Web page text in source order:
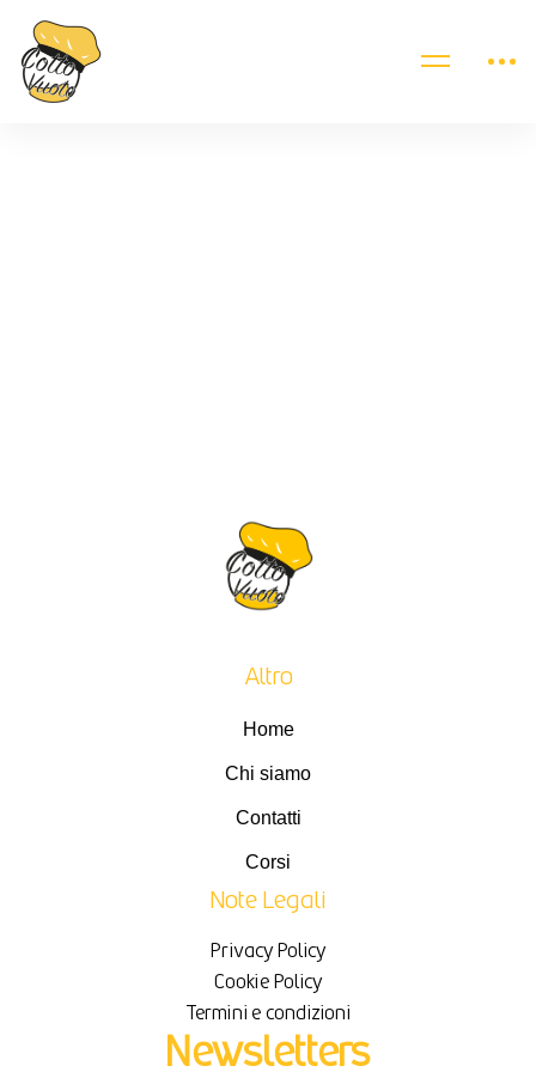
Altro
Home
Chi siamo
Contatti
Corsi
Note Legali
Privacy Policy
Cookie Policy
Termini e condizioni
Newsletters